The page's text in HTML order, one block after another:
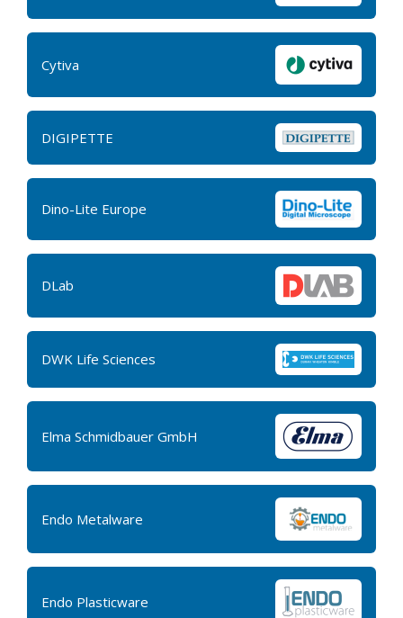
Cytiva
DIGIPETTE
Dino-Lite Europe
DLab
DWK Life Sciences
Elma Schmidbauer GmbH
Endo Metalware
Endo Plasticware